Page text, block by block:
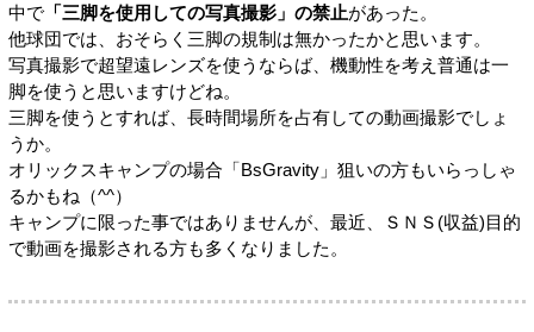
中で「三脚を使用しての写真撮影」の禁止があった。
他球団では、おそらく三脚の規制は無かったかと思います。
写真撮影で超望遠レンズを使うならば、機動性を考え普通は一
脚を使うと思いますけどね。
三脚を使うとすれば、長時間場所を占有しての動画撮影でしょ
うか。
オリックスキャンプの場合「BsGravity」狙いの方もいらっしゃ
るかもね（^^）
キャンプに限った事ではありませんが、最近、ＳＮＳ(収益)目的
で動画を撮影される方も多くなりました。